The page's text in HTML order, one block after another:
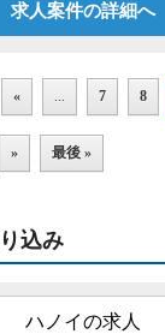
求人案件の詳細へ
« ... 7 8
» 最後 »
込み
ハノイの求人